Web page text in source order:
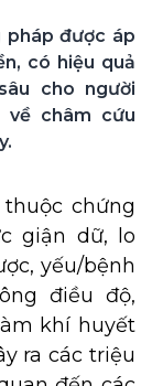
pháp được áp
có hiệu quả
cho người
về châm cứu
chứng
giận dữ, lo
yếu/bệnh
điều độ,
khí huyết
ra các triệu